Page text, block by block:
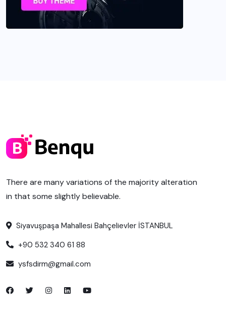
There are many variations of the majority alteration
in that some slightly believable.
Siyavuşpaşa Mahallesi Bahçelievler İSTANBUL
+90 532 340 61 88
ysfsdirm@gmail.com